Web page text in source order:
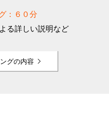
：６０分
る詳しい説明など
グの内容